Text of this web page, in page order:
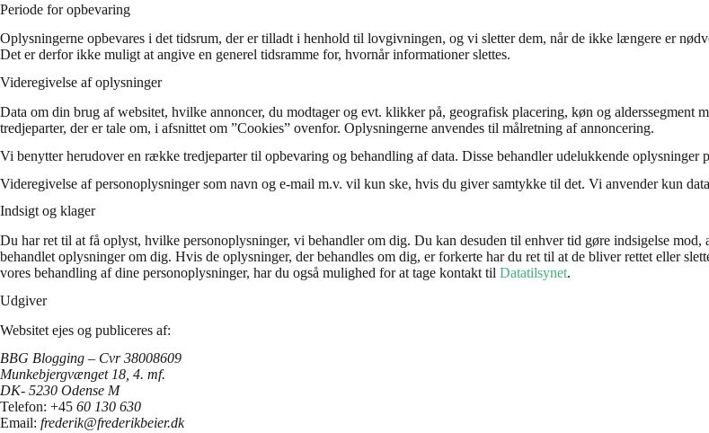
Periode for opbevaring
Oplysningerne opbevares i det tidsrum, der er tilladt i henhold til lovgivningen, og vi sletter dem, når de ikke længere er
Det er derfor ikke muligt at angive en generel tidsramme for, hvornår informationer slettes.
Videregivelse af oplysninger
Data om din brug af websitet, hvilke annoncer, du modtager og evt. klikker på, geografisk placering, køn og
tredjeparter, der er tale om, i afsnittet om ”Cookies” ovenfor. Oplysningerne anvendes til målretning af annoncering.
Vi benytter herudover en række tredjeparter til opbevaring og behandling af data. Disse behandler udelukkende oplysninger
Videregivelse af personoplysninger som navn og e-mail m.v. vil kun ske, hvis du giver samtykke til det. Vi anvender kun
Indsigt og klager
Du har ret til at få oplyst, hvilke personoplysninger, vi behandler om dig. Du kan desuden til enhver tid gøre indsigelse
behandlet oplysninger om dig. Hvis de oplysninger, der behandles om dig, er forkerte har du ret til at de bliver rettet eller
vores behandling af dine personoplysninger, har du også mulighed for at tage kontakt til Datatilsynet.
Udgiver
Websitet ejes og publiceres af:
BBG Blogging – Cvr 38008609
Munkebjergvænget 18, 4. mf.
DK- 5230 Odense M
Telefon: +45 60 130 630
Email: frederik@frederikbeier.dk